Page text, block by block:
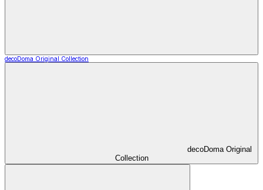
decoDoma Original Collection
decoDoma Original
Collection